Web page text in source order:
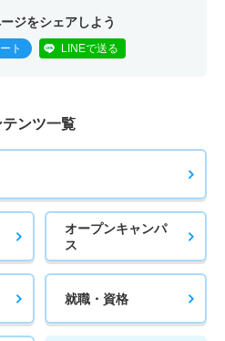
ジをシェアしよう
ト LINEで送る
ンツ一覧
オープンキャンパ
ス
就職・資格